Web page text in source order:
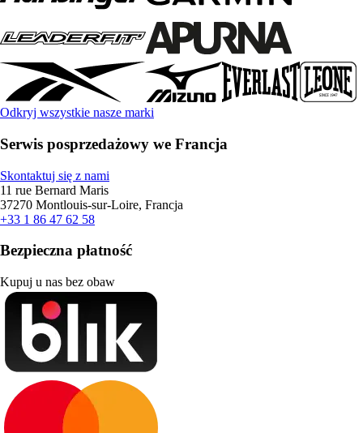
Odkryj wszystkie nasze marki
Serwis posprzedażowy we Francja
Skontaktuj się z nami
11 rue Bernard Maris
37270 Montlouis-sur-Loire, Francja
+33 1 86 47 62 58
Bezpieczna płatność
Kupuj u nas bez obaw